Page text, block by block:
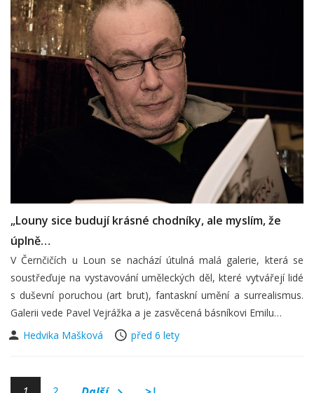
„Louny sice budují krásné chodníky, ale myslím, že
úplně…
V Černčičích u Loun se nachází útulná malá galerie, která se
soustřeďuje na vystavování uměleckých děl, které vytvářejí lidé
s duševní poruchou (art brut), fantaskní umění a surrealismus.
Galerii vede Pavel Vejrážka a je zasvěcená básníkovi Emilu…
Hedvika Mašková
před 6 lety